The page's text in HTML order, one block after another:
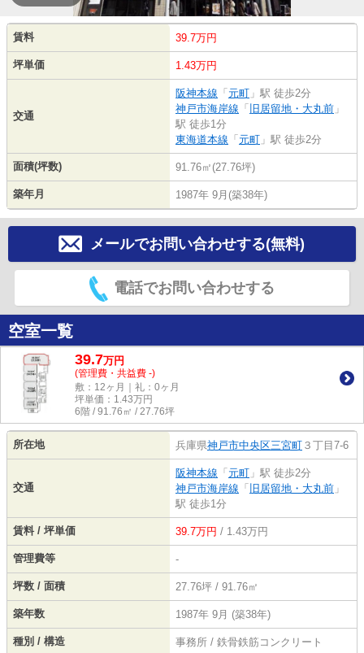
賃料 39.7万円
坪単価 1.43万円
交通
阪神本線 「 元町 」駅 徒歩2分
神戸市海岸線 「 旧居留地・大丸前 」
駅 徒歩1分
東海道本線 「 元町 」駅 徒歩2分
面積(坪数) 91.76㎡(27.76坪)
築年月 1987年 9月(築38年)
メールでお問い合わせする(無料)
電話でお問い合わせする
空室一覧
39.7万円
(管理費・共益費 -)
敷：12ヶ月｜礼：0ヶ月
坪単価： 1.43万円
6階 / 91.76㎡ / 27.76坪
所在地 兵庫県神戸市中央区三宮町 ３丁目7-6
交通
阪神本線 「 元町 」駅 徒歩2分
神戸市海岸線 「 旧居留地・大丸前 」
駅 徒歩1分
賃料 / 坪単価 39.7万円 / 1.43万円
管理費等 -
坪数 / 面積 27.76坪 / 91.76㎡
築年数 1987年 9月 (築38年)
種別 / 構造 事務所 / 鉄骨鉄筋コンクリート